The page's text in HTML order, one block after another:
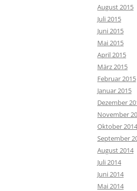
August 2015
Juli 2015
Juni 2015
Mai 2015
April 2015
März 2015
Februar 2015
Januar 2015
Dezember
November
Oktober 2014
September
August 2014
Juli 2014
Juni 2014
Mai 2014